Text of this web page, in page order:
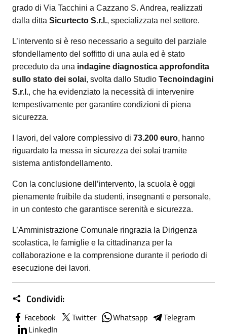
grado di Via Tacchini a Cazzano S. Andrea, realizzati
dalla ditta Sicurtecto S.r.l., specializzata nel settore.
L’intervento si è reso necessario a seguito del parziale
sfondellamento del soffitto di una aula ed è stato
preceduto da una indagine diagnostica approfondita
sullo stato dei solai, svolta dallo Studio Tecnoindagini
S.r.l., che ha evidenziato la necessità di intervenire
tempestivamente per garantire condizioni di piena
sicurezza.
I lavori, del valore complessivo di 73.200 euro, hanno
riguardato la messa in sicurezza dei solai tramite
sistema antisfondellamento.
Con la conclusione dell’intervento, la scuola è oggi
pienamente fruibile da studenti, insegnanti e personale,
in un contesto che garantisce serenità e sicurezza.
L’Amministrazione Comunale ringrazia la Dirigenza
scolastica, le famiglie e la cittadinanza per la
collaborazione e la comprensione durante il periodo di
esecuzione dei lavori.
Condividi:
Facebook Twitter Whatsapp
Telegram
LinkedIn